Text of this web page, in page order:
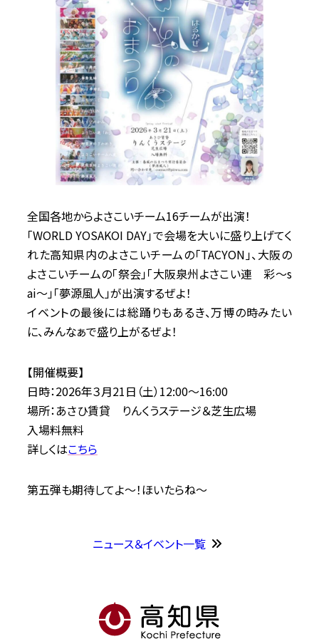
全国各地からよさこいチーム16チームが出演！
「WORLD YOSAKOI DAY」で会場を大いに盛り上げてく
れた高知県内のよさこいチームの「TACYON」、大阪の
よさこいチームの「祭会」「大阪泉州よさこい連 彩～s
ai～」「夢源風人」が出演するぜよ！
イベントの最後には総踊りもあるき、万博の時みたい
に、みんなぁで盛り上がるぜよ！
【開催概要】
日時：2026年３月21日（土）12:00～16:00
場所：あさひ賃貸 りんくうステージ＆芝生広場
入場料無料
詳しくはこちら
第五弾も期待してよ～！ほいたらね～
ニュース＆イベント一覧